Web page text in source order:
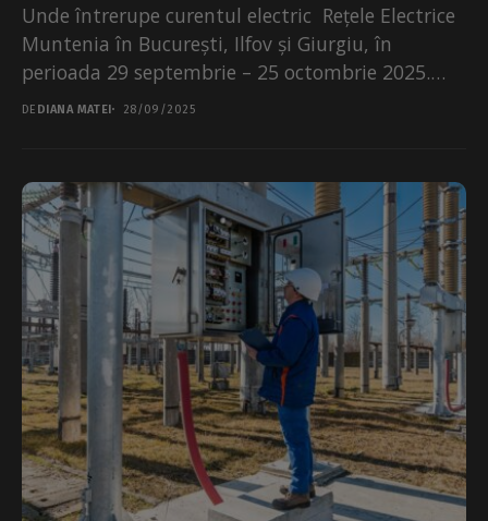
Unde întrerupe curentul electric Rețele Electrice
Muntenia în București, Ilfov și Giurgiu, în
perioada 29 septembrie – 25 octombrie 2025.
Întreruperile sunt necesare pentru lucrări...
DE DIANA MATEI 28/09/2025